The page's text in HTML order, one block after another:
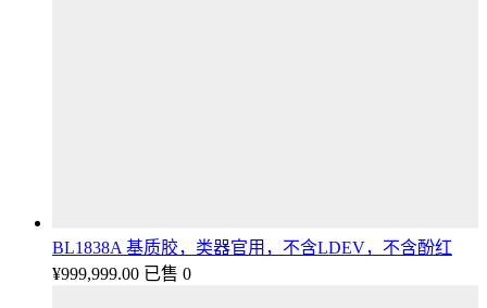
BL1838A 基质胶，类器官用，不含LDEV，不含酚红
¥999,999.00 已售 0